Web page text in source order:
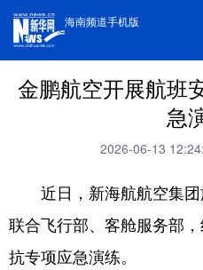
海南频道手机版
金鹏航空开展航班
急
2026-06-13
近日，新海航航空集团
联合飞行部、客舱服务部
抗专项应急演练。